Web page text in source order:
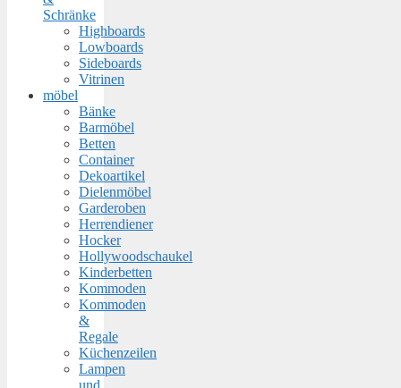
Schränke
Highboards
Lowboards
Sideboards
Vitrinen
möbel
Bänke
Barmöbel
Betten
Container
Dekoartikel
Dielenmöbel
Garderoben
Herrendiener
Hocker
Hollywoodschaukel
Kinderbetten
Kommoden
Kommoden
&
Regale
Küchenzeilen
Lampen
und